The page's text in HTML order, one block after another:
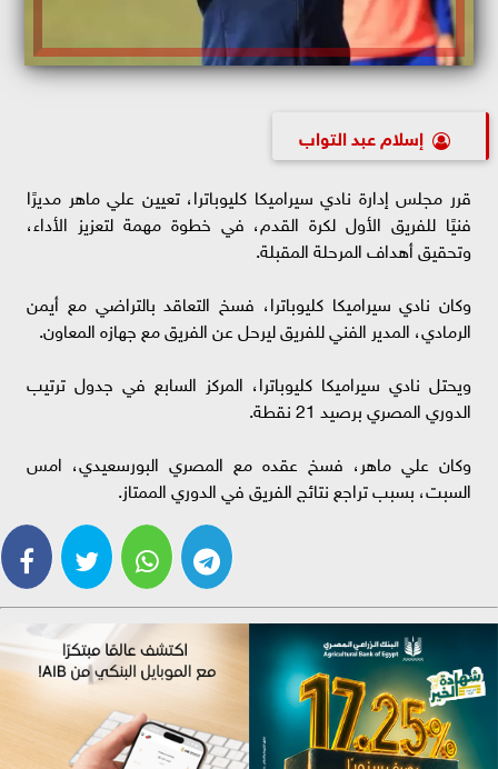
إسلام عبد التواب
قرر مجلس إدارة نادي سيراميكا كليوباترا، تعيين علي ماهر مديرًا
فنيًا للفريق الأول لكرة القدم، في خطوة مهمة لتعزيز الأداء،
وتحقيق أهداف المرحلة المقبلة.
وكان نادي سيراميكا كليوباترا، فسخ التعاقد بالتراضي مع أيمن
الرمادي، المدير الفني للفريق ليرحل عن الفريق مع جهازه المعاون.
ويحتل نادي سيراميكا كليوباترا، المركز السابع في جدول ترتيب
الدوري المصري برصيد 21 نقطة.
وكان علي ماهر، فسخ عقده مع المصري البورسعيدي، امس
السبت، بسبب تراجع نتائج الفريق في الدوري الممتاز.